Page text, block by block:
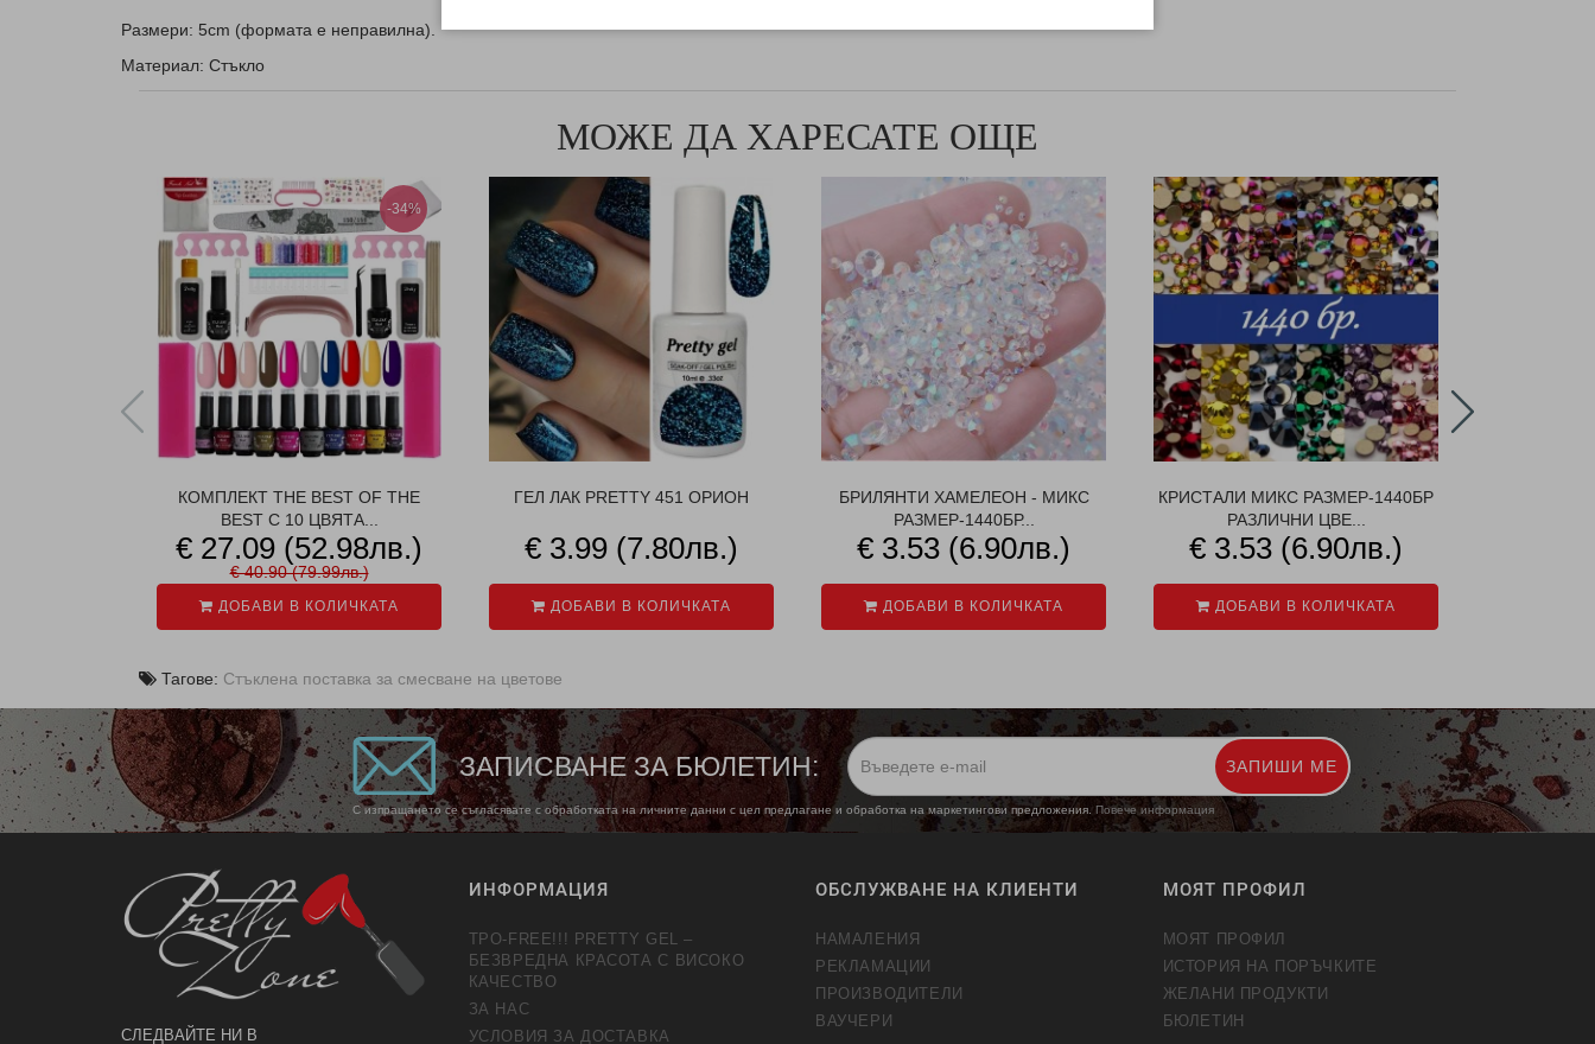
Размери: 5cm (формата е неправилна).
Материал: Стъкло
МОЖЕ ДА ХАРЕСАТЕ ОЩЕ
-34%
КОМПЛЕКТ THE BEST OF THE
BEST С 10 ЦВЯТА...
€ 27.09 (52.98лв.)
€ 40.90 (79.99лв.)
ДОБАВИ В КОЛИЧКАТА
ГЕЛ ЛАК PRETTY 451 ОРИОН
€ 3.99 (7.80лв.)
ДОБАВИ В КОЛИЧКАТА
БРИЛЯНТИ ХАМЕЛЕОН - МИКС
РАЗМЕР-1440БР...
€ 3.53 (6.90лв.)
ДОБАВИ В КОЛИЧКАТА
КРИСТАЛИ МИКС РАЗМЕР-1440БР
РАЗЛИЧНИ ЦВЕ...
€ 3.53 (6.90лв.)
ДОБАВИ В КОЛИЧКАТА
Тагове: Стъклена поставка за смесване на цветове
ЗАПИСВАНЕ ЗА БЮЛЕТИН: ЗАПИШИ МЕ
С изпращането се съгласявате с обработката на личните данни с цел предлагане и обработка на маркетингови предложения. Повече информация
СЛЕДВАЙТЕ НИ В
ИНФОРМАЦИЯ
TPO-FREE!!! PRETTY GEL –
БЕЗВРЕДНА КРАСОТА С ВИСОКО
КАЧЕСТВО
ЗА НАС
УСЛОВИЯ ЗА ДОСТАВКА
ОБСЛУЖВАНЕ НА КЛИЕНТИ
НАМАЛЕНИЯ
РЕКЛАМАЦИИ
ПРОИЗВОДИТЕЛИ
ВАУЧЕРИ
МОЯТ ПРОФИЛ
МОЯТ ПРОФИЛ
ИСТОРИЯ НА ПОРЪЧКИТЕ
ЖЕЛАНИ ПРОДУКТИ
БЮЛЕТИН